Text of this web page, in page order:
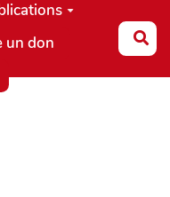
un don